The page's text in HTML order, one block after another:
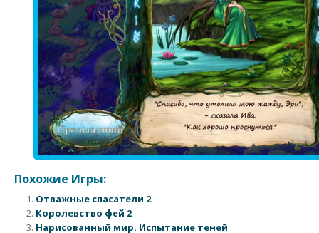
Похожие Игры:
Отважные спасатели 2
Королевство фей 2
Нарисованный мир. Испытание теней